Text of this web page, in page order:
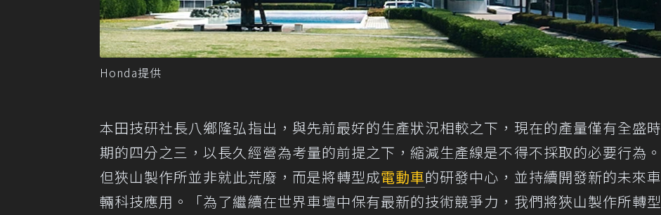
Honda提供
本田技研社長八鄉隆弘指出，與先前最好的生產狀況相較之下，現在的產量僅有全盛時
期的四分之三，以長久經營為考量的前提之下，縮減生產線是不得不採取的必要行為。
但狹山製作所並非就此荒廢，而是將轉型成電動車的研發中心，並持續開發新的未來車
輛科技應用。「為了繼續在世界車壇中保有最新的技術競爭力，我們將狹山製作所轉型